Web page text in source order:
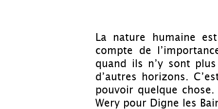
La nature humaine
compte de
quand ils n’y sont
d’autres horizons.
pouvoir quelque
Wery pour Digne les